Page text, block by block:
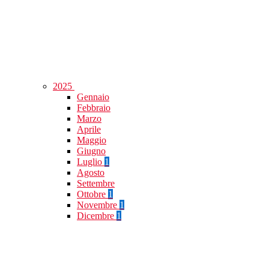
2025
Gennaio
Febbraio
Marzo
Aprile
Maggio
Giugno
Luglio 1
Agosto
Settembre
Ottobre 1
Novembre 1
Dicembre 1